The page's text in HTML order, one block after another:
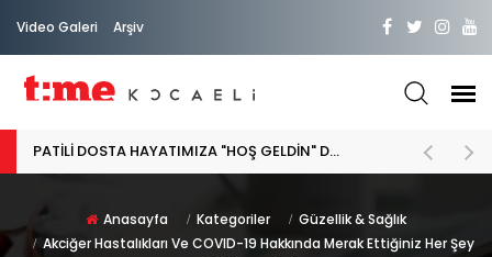
Video Galeri Arşiv
Anasayfa Kategoriler
Güzellik & Sağlık
Akciğer Hastalıkları Ve COVID-19 Hakkında Merak Ettiğiniz Her Şey